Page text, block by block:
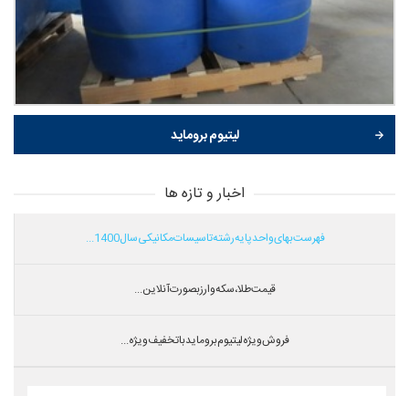
لیتیوم بروماید
اخبار و تازه ها
فهرست بهای واحد پایه رشته تاسیسات مکانیکی سال 1400...
قیمت طلا،سکه و ارز بصورت آنلاین...
فروش ویژه لیتیوم بروماید با تخفیف ویژه...